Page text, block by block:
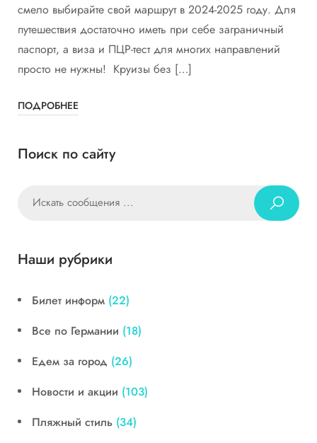
смело выбирайте свой маршрут в 2024-2025 году. Для
путешествия достаточно иметь при себе заграничный
паспорт, а виза и ПЦР-тест для многих направлений
просто не нужны! Круизы без […]
ПОДРОБНЕЕ
Поиск по сайту
Наши рубрики
Билет информ (22)
Все по Германии (18)
Едем за город (26)
Новости и акции (103)
Пляжный стиль (34)